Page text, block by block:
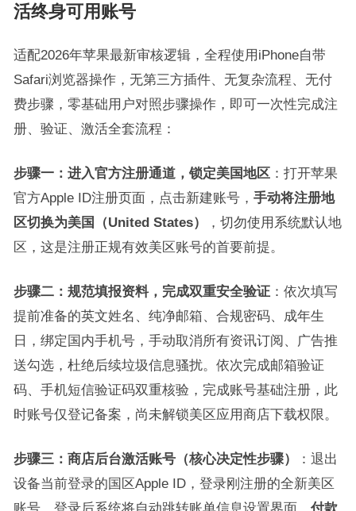
活终身可用账号
适配2026年苹果最新审核逻辑，全程使用iPhone自带
Safari浏览器操作，无第三方插件、无复杂流程、无付
费步骤，零基础用户对照步骤操作，即可一次性完成注
册、验证、激活全套流程：
步骤一：进入官方注册通道，锁定美国地区：打开苹果
官方Apple ID注册页面，点击新建账号， 手动将注册地
区切换为美国（United States）
，切勿使用系统默认地
区，这是注册正规有效美区账号的首要前提。
步骤二：规范填报资料，完成双重安全验证：依次填写
提前准备的英文姓名、纯净邮箱、合规密码、成年生
日，绑定国内手机号，手动取消所有资讯订阅、广告推
送勾选，杜绝后续垃圾信息骚扰。依次完成邮箱验证
码、手机短信验证码双重核验，完成账号基础注册，此
时账号仅登记备案，尚未解锁美区应用商店下载权限。
步骤三：商店后台激活账号（核心决定性步骤）
：退出
设备当前登录的国区Apple ID，登录刚注册的全新美区
账号。登录后系统将自动跳转账单信息设置界面， 付款